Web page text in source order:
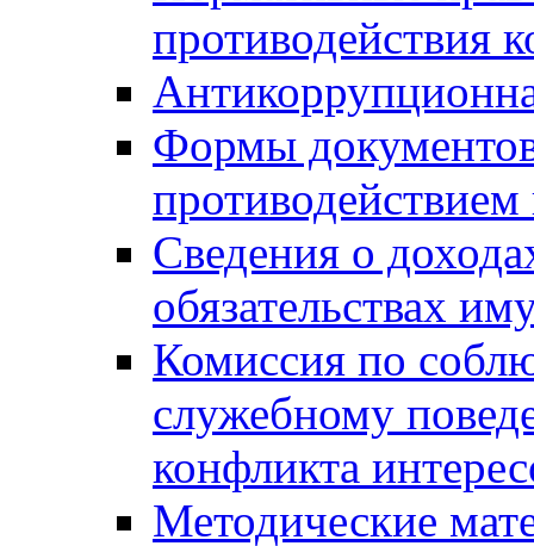
противодействия
Формы
Сведения о
обязательствах
Комиссия по
служебному
конфликта
Методические